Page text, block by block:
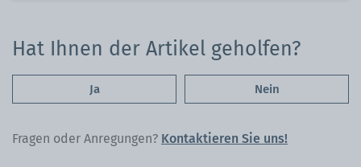
Hat Ihnen der Artikel geholfen?
Ja Nein
Fragen oder Anregungen? Kontaktieren Sie uns!